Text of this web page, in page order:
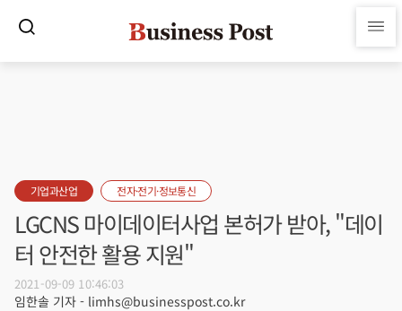
기업과산업 전자·전기·정보통신
LGCNS 마이데이터사업 본허가 받아, "데이
터 안전한 활용 지원"
2021-09-09 10:46:03
임한솔 기자 - limhs@businesspost.co.kr